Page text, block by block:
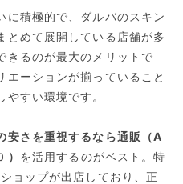
に積極的で、ダルバのスキン
とめて展開している店舗が多
きるのが最大のメリットで
エーションが揃っていること
やすい環境です。
安さを重視するなら通販（A
を活用するのがベスト。特
ップが出店しており、正